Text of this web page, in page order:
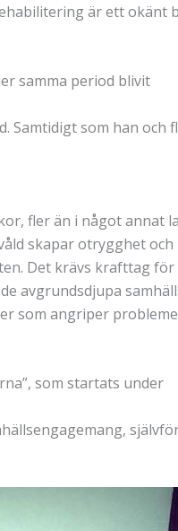
är ett okänt
samma period blivit
som han
fler än i något annat
skapar otrygghet
Det krävs krafttag
avgrundsdjupa
som angriper
som startats under